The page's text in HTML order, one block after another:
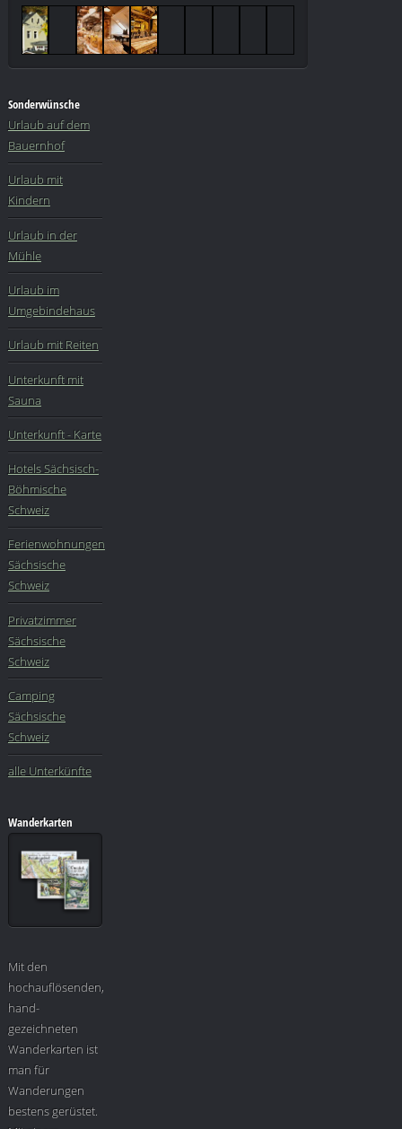
Sonderwünsche
Urlaub auf dem
Bauernhof
Urlaub mit
Kindern
Urlaub in der
Mühle
Urlaub im
Umgebindehaus
Urlaub mit Reiten
Unterkunft mit
Sauna
Unterkunft - Karte
Hotels Sächsisch-
Böhmische
Schweiz
Ferienwohnungen
Sächsische
Schweiz
Privatzimmer
Sächsische
Schweiz
Camping
Sächsische
Schweiz
alle Unterkünfte
Wanderkarten
Mit den
hochauflösenden,
hand-
gezeichneten
Wanderkarten ist
man für
Wanderungen
bestens gerüstet.